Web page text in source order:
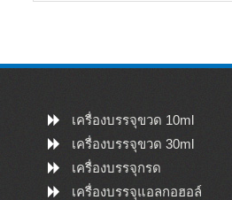
เครื่องบรรจุขวด 10ml
เครื่องบรรจุขวด 30ml
เครื่องบรรจุกรด
เครื่องบรรจุแอลกอฮอล์